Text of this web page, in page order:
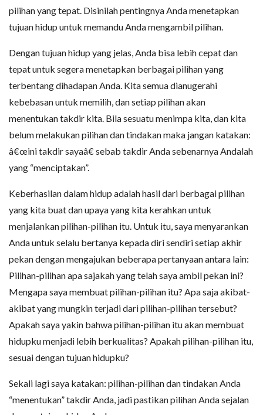
pilihan yang tepat. Disinilah pentingnya Anda menetapkan
tujuan hidup untuk memandu Anda mengambil pilihan.
Dengan tujuan hidup yang jelas, Anda bisa lebih cepat dan
tepat untuk segera menetapkan berbagai pilihan yang
terbentang dihadapan Anda. Kita semua dianugerahi
kebebasan untuk memilih, dan setiap pilihan akan
menentukan takdir kita. Bila sesuatu menimpa kita, dan kita
belum melakukan pilihan dan tindakan maka jangan katakan:
â€œini takdir sayaâ€ sebab takdir Anda sebenarnya Andalah
yang “menciptakan”.
Keberhasilan dalam hidup adalah hasil dari berbagai pilihan
yang kita buat dan upaya yang kita kerahkan untuk
menjalankan pilihan-pilihan itu. Untuk itu, saya menyarankan
Anda untuk selalu bertanya kepada diri sendiri setiap akhir
pekan dengan mengajukan beberapa pertanyaan antara lain:
Pilihan-pilihan apa sajakah yang telah saya ambil pekan ini?
Mengapa saya membuat pilihan-pilihan itu? Apa saja akibat-
akibat yang mungkin terjadi dari pilihan-pilihan tersebut?
Apakah saya yakin bahwa pilihan-pilihan itu akan membuat
hidupku menjadi lebih berkualitas? Apakah pilihan-pilihan itu,
sesuai dengan tujuan hidupku?
Sekali lagi saya katakan: pilihan-pilihan dan tindakan Anda
“menentukan” takdir Anda, jadi pastikan pilihan Anda sejalan